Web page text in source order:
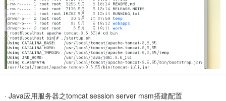
· Java应用服务器之tomcat session server msm搭建配置